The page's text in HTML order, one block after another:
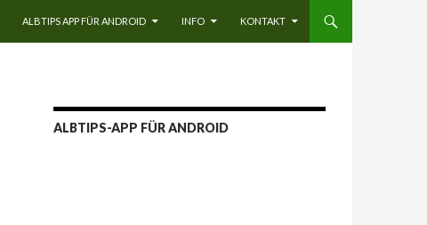
ALBTIPS APP FÜR ANDROID INFO KONTAKT
ALBTIPS-APP FÜR ANDROID